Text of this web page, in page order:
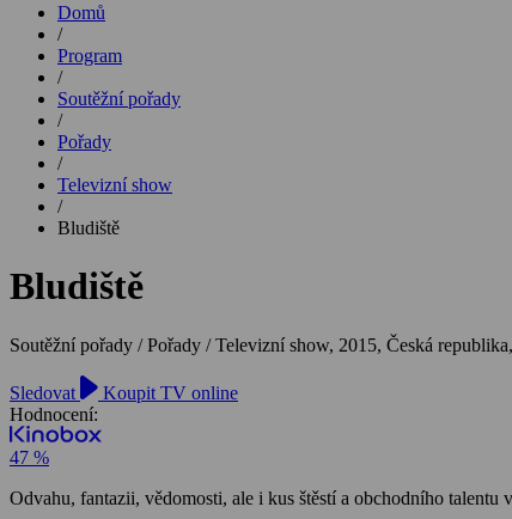
Domů
/
Program
/
Soutěžní pořady
/
Pořady
/
Televizní show
/
Bludiště
Bludiště
Soutěžní pořady / Pořady / Televizní show, 2015, Česká
Sledovat
Koupit TV online
Hodnocení:
47 %
Odvahu, fantazii, vědomosti, ale i kus štěstí a obchodního